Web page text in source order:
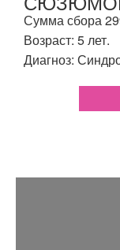
Сумма сбора
Возраст: 5 лет.
Диагноз: